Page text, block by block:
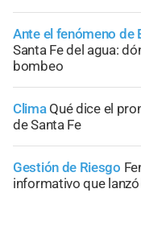
Ante el fenómeno de
Santa Fe del agua:
bombeo
Clima Qué dice el
de Santa Fe
Gestión de Riesgo
informativo que